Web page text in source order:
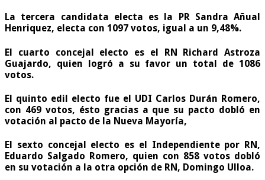
La tercera candidata electa es la PR Sandra Añual
Henriquez, electa con 1097 votos, igual a un 9,48%.
El cuarto concejal electo es el RN Richard Astroza
Guajardo, quien logró a su favor un total de 1086
votos.
El quinto edil electo fue el UDI Carlos Durán Romero,
con 469 votos, ésto gracias a que su pacto dobló en
votación al pacto de la Nueva Mayoría,
El sexto concejal electo es el Independiente por RN,
Eduardo Salgado Romero, quien con 858 votos dobló
en su votación a la otra opción de RN, Domingo Ulloa.